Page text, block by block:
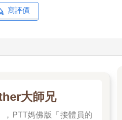
寫評價
大師兄
，PTT媽佛版「接體員的